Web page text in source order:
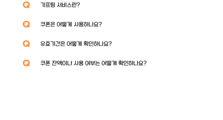
Q 기프팅 서비스란?
Q 쿠폰은 어떻게 사용하나요?
Q 유효기간은 어떻게 확인하나요?
Q 쿠폰 잔액이나 사용 여부는 어떻게 확인하나요?